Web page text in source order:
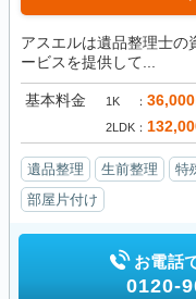
アスエルは遺品整理士の
ービスを提供して...
基本料金 1K 36,000
2LDK
遺品整理 生前整理 特
部屋片付け
お電話
0120-